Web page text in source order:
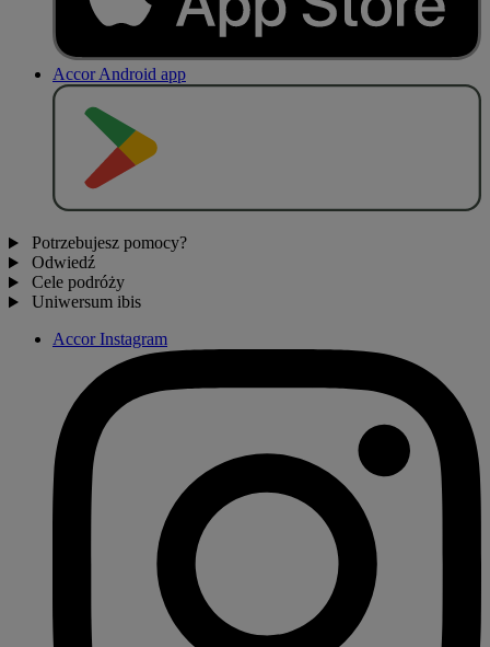
Accor Android app
Potrzebujesz pomocy?
Odwiedź
Cele podróży
Uniwersum ibis
Accor Instagram